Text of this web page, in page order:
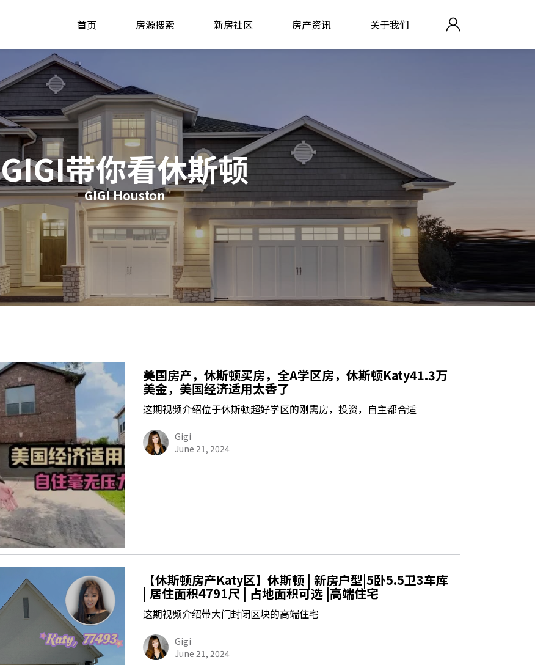
首页 房源搜索 新房社区 房产资讯 关于我们
GIGI带你看休斯顿
GIGI Houston
美国房产，休斯顿买房，全A学区房，休斯顿Katy41.3万
美金，美国经济适用太香了
这期视频介绍位于休斯顿超好学区的刚需房，投资，自主都合适
Gigi
June 21, 2024
【休斯顿房产Katy区】休斯顿 | 新房户型|5卧5.5卫3车库
| 居住面积4791尺 | 占地面积可选 |高端住宅
这期视频介绍带大门封闭区块的高端住宅
Gigi
June 21, 2024